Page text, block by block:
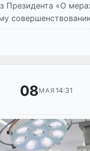
Президента «О
(№
08МАЯ 14:31